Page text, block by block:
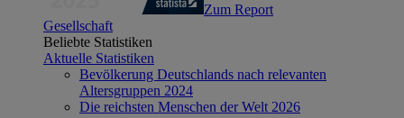
Zum Report
Gesellschaft
Beliebte Statistiken
Aktuelle Statistiken
Bevölkerung Deutschlands nach relevanten
Altersgruppen 2024
Die reichsten Menschen der Welt 2026